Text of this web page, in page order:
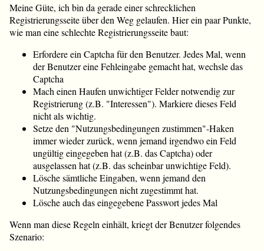
Meine Güte, ich bin da gerade einer schrecklichen
Registrierungsseite über den Weg gelaufen. Hier ein paar Punkte,
wie man eine schlechte Registrierungsseite baut:
Erfordere ein Captcha für den Benutzer. Jedes Mal, wenn
der Benutzer eine Fehleingabe gemacht hat, wechsle das
Captcha
Mach einen Haufen unwichtiger Felder notwendig zur
Registrierung (z.B. "Interessen"). Markiere dieses Feld
nicht als wichtig.
Setze den "Nutzungsbedingungen zustimmen"-Haken
immer wieder zurück, wenn jemand irgendwo ein Feld
ungültig eingegeben hat (z.B. das Captcha) oder
ausgelassen hat (z.B. das scheinbar unwichtige Feld).
Lösche sämtliche Eingaben, wenn jemand den
Nutzungsbedingungen nicht zugestimmt hat.
Lösche auch das eingegebene Passwort jedes Mal
Wenn man diese Regeln einhält, kriegt der Benutzer folgendes
Szenario: